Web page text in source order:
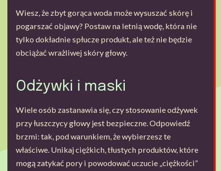
Wiesz, że zbyt gorąca woda może wysuszać skórę i
pogarszać objawy? Postaw na letnią wodę, która nie
tylko dokładnie spłucze produkt, ale też nie będzie
obciążać wrażliwej skóry głowy.
Odżywki i maski
Wiele osób zastanawia się, czy stosowanie odżywek
przy łuszczycy głowy jest bezpieczne. Odpowiedź
brzmi: tak, pod warunkiem, że wybierzesz te
właściwe. Unikaj ciężkich, tłustych produktów, które
mogą zatykać pory i powodować uczucie „ciężkości”